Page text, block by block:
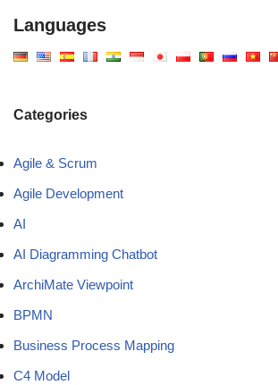
Languages
Categories
Agile & Scrum
Agile Development
AI
AI Diagramming Chatbot
ArchiMate Viewpoint
BPMN
Business Process Mapping
C4 Model